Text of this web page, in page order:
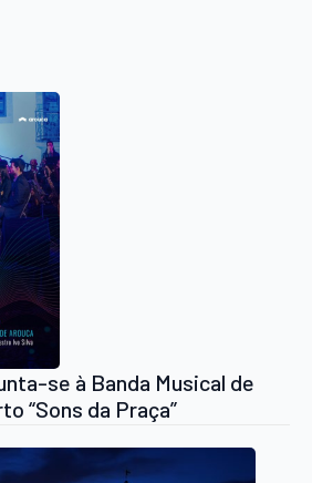
se à Banda Musical de
“Sons da Praça”